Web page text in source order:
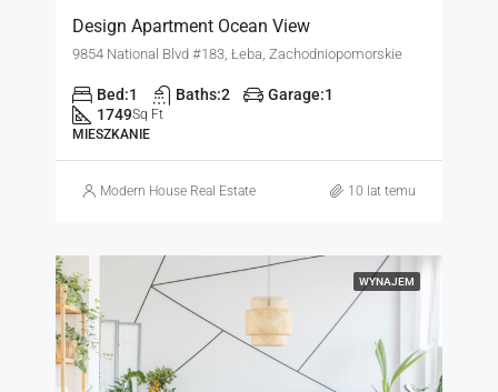
Design Apartment Ocean View
9854 National Blvd #183, Łeba, Zachodniopomorskie
Bed:1 Baths:2 Garage:1
1749Sq Ft
MIESZKANIE
Modern House Real Estate 10 lat temu
WYNAJEM